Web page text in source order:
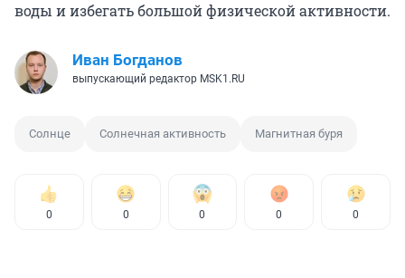
воды и избегать большой физической активности.
Иван Богданов
выпускающий редактор MSK1.RU
Солнце Солнечная активность Магнитная буря
0 0 0 0 0